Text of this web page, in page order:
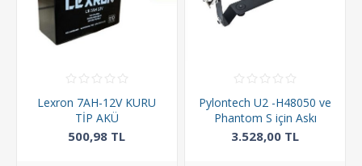
Lexron 7AH-12V KURU
TİP AKÜ
500,98 TL
Pylontech U2 -H48050 ve
Phantom S için Askı
Aparatı
3.528,00 TL